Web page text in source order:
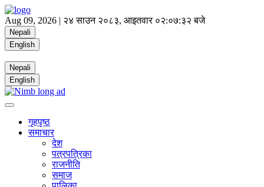
Aug 09, 2026 | २४ साउन २०८३, आइतवार ०२:०७:३२ बजे
Nepali
English
Nepali
English
गृहपृष्ठ
समाचार
देश
पत्रपत्रिका
राजनीति
समाज